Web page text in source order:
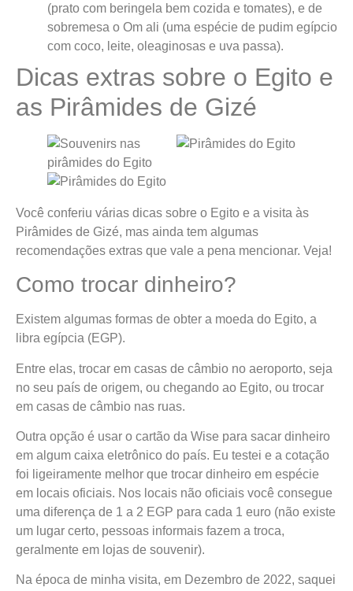
(prato com beringela bem cozida e tomates), e de
sobremesa o Om ali (uma espécie de pudim egípcio
com coco, leite, oleaginosas e uva passa).
Dicas extras sobre o Egito e
as Pirâmides de Gizé
Você conferiu várias dicas sobre o Egito e a visita às
Pirâmides de Gizé, mas ainda tem algumas
recomendações extras que vale a pena mencionar. Veja!
Como trocar dinheiro?
Existem algumas formas de obter a moeda do Egito, a
libra egípcia (EGP).
Entre elas, trocar em casas de câmbio no aeroporto, seja
no seu país de origem, ou chegando ao Egito, ou trocar
em casas de câmbio nas ruas.
Outra opção é usar o cartão da Wise para sacar dinheiro
em algum caixa eletrônico do país. Eu testei e a cotação
foi ligeiramente melhor que trocar dinheiro em espécie
em locais oficiais. Nos locais não oficiais você consegue
uma diferença de 1 a 2 EGP para cada 1 euro (não existe
um lugar certo, pessoas informais fazem a troca,
geralmente em lojas de souvenir).
Na época de minha visita, em Dezembro de 2022, saquei